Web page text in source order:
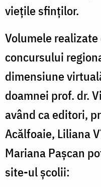
viețile sfinților.
Volumele
concursului
dimensiune
doamnei prof. dr.
având ca editori,
Acălfoaie, Liliana
Mariana Pașcan
site-ul școlii: